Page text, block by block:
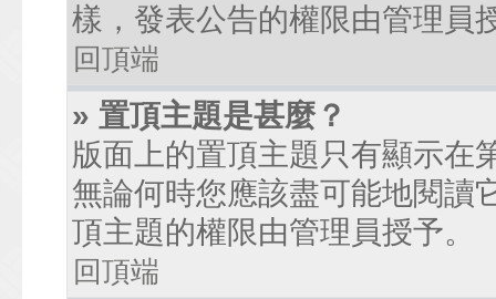
樣，發表公告的權限由管理員
回頂端
» 置頂主題是甚麼？
版面上的置頂主題只有顯示在
無論何時您應該盡可能地閱讀
頂主題的權限由管理員授予。
回頂端